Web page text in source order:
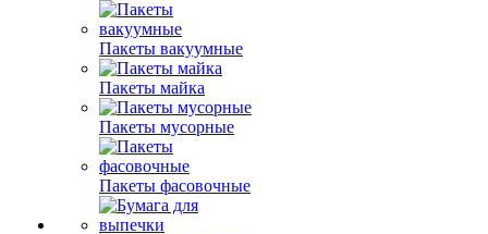
Пакеты вакуумные
Пакеты майка
Пакеты мусорные
Пакеты фасовочные